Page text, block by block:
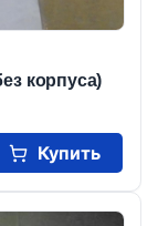
корпуса)
Купить